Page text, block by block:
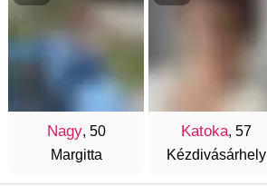
Nagy, 50
Margitta
Katoka, 57
Kézdivásárhely